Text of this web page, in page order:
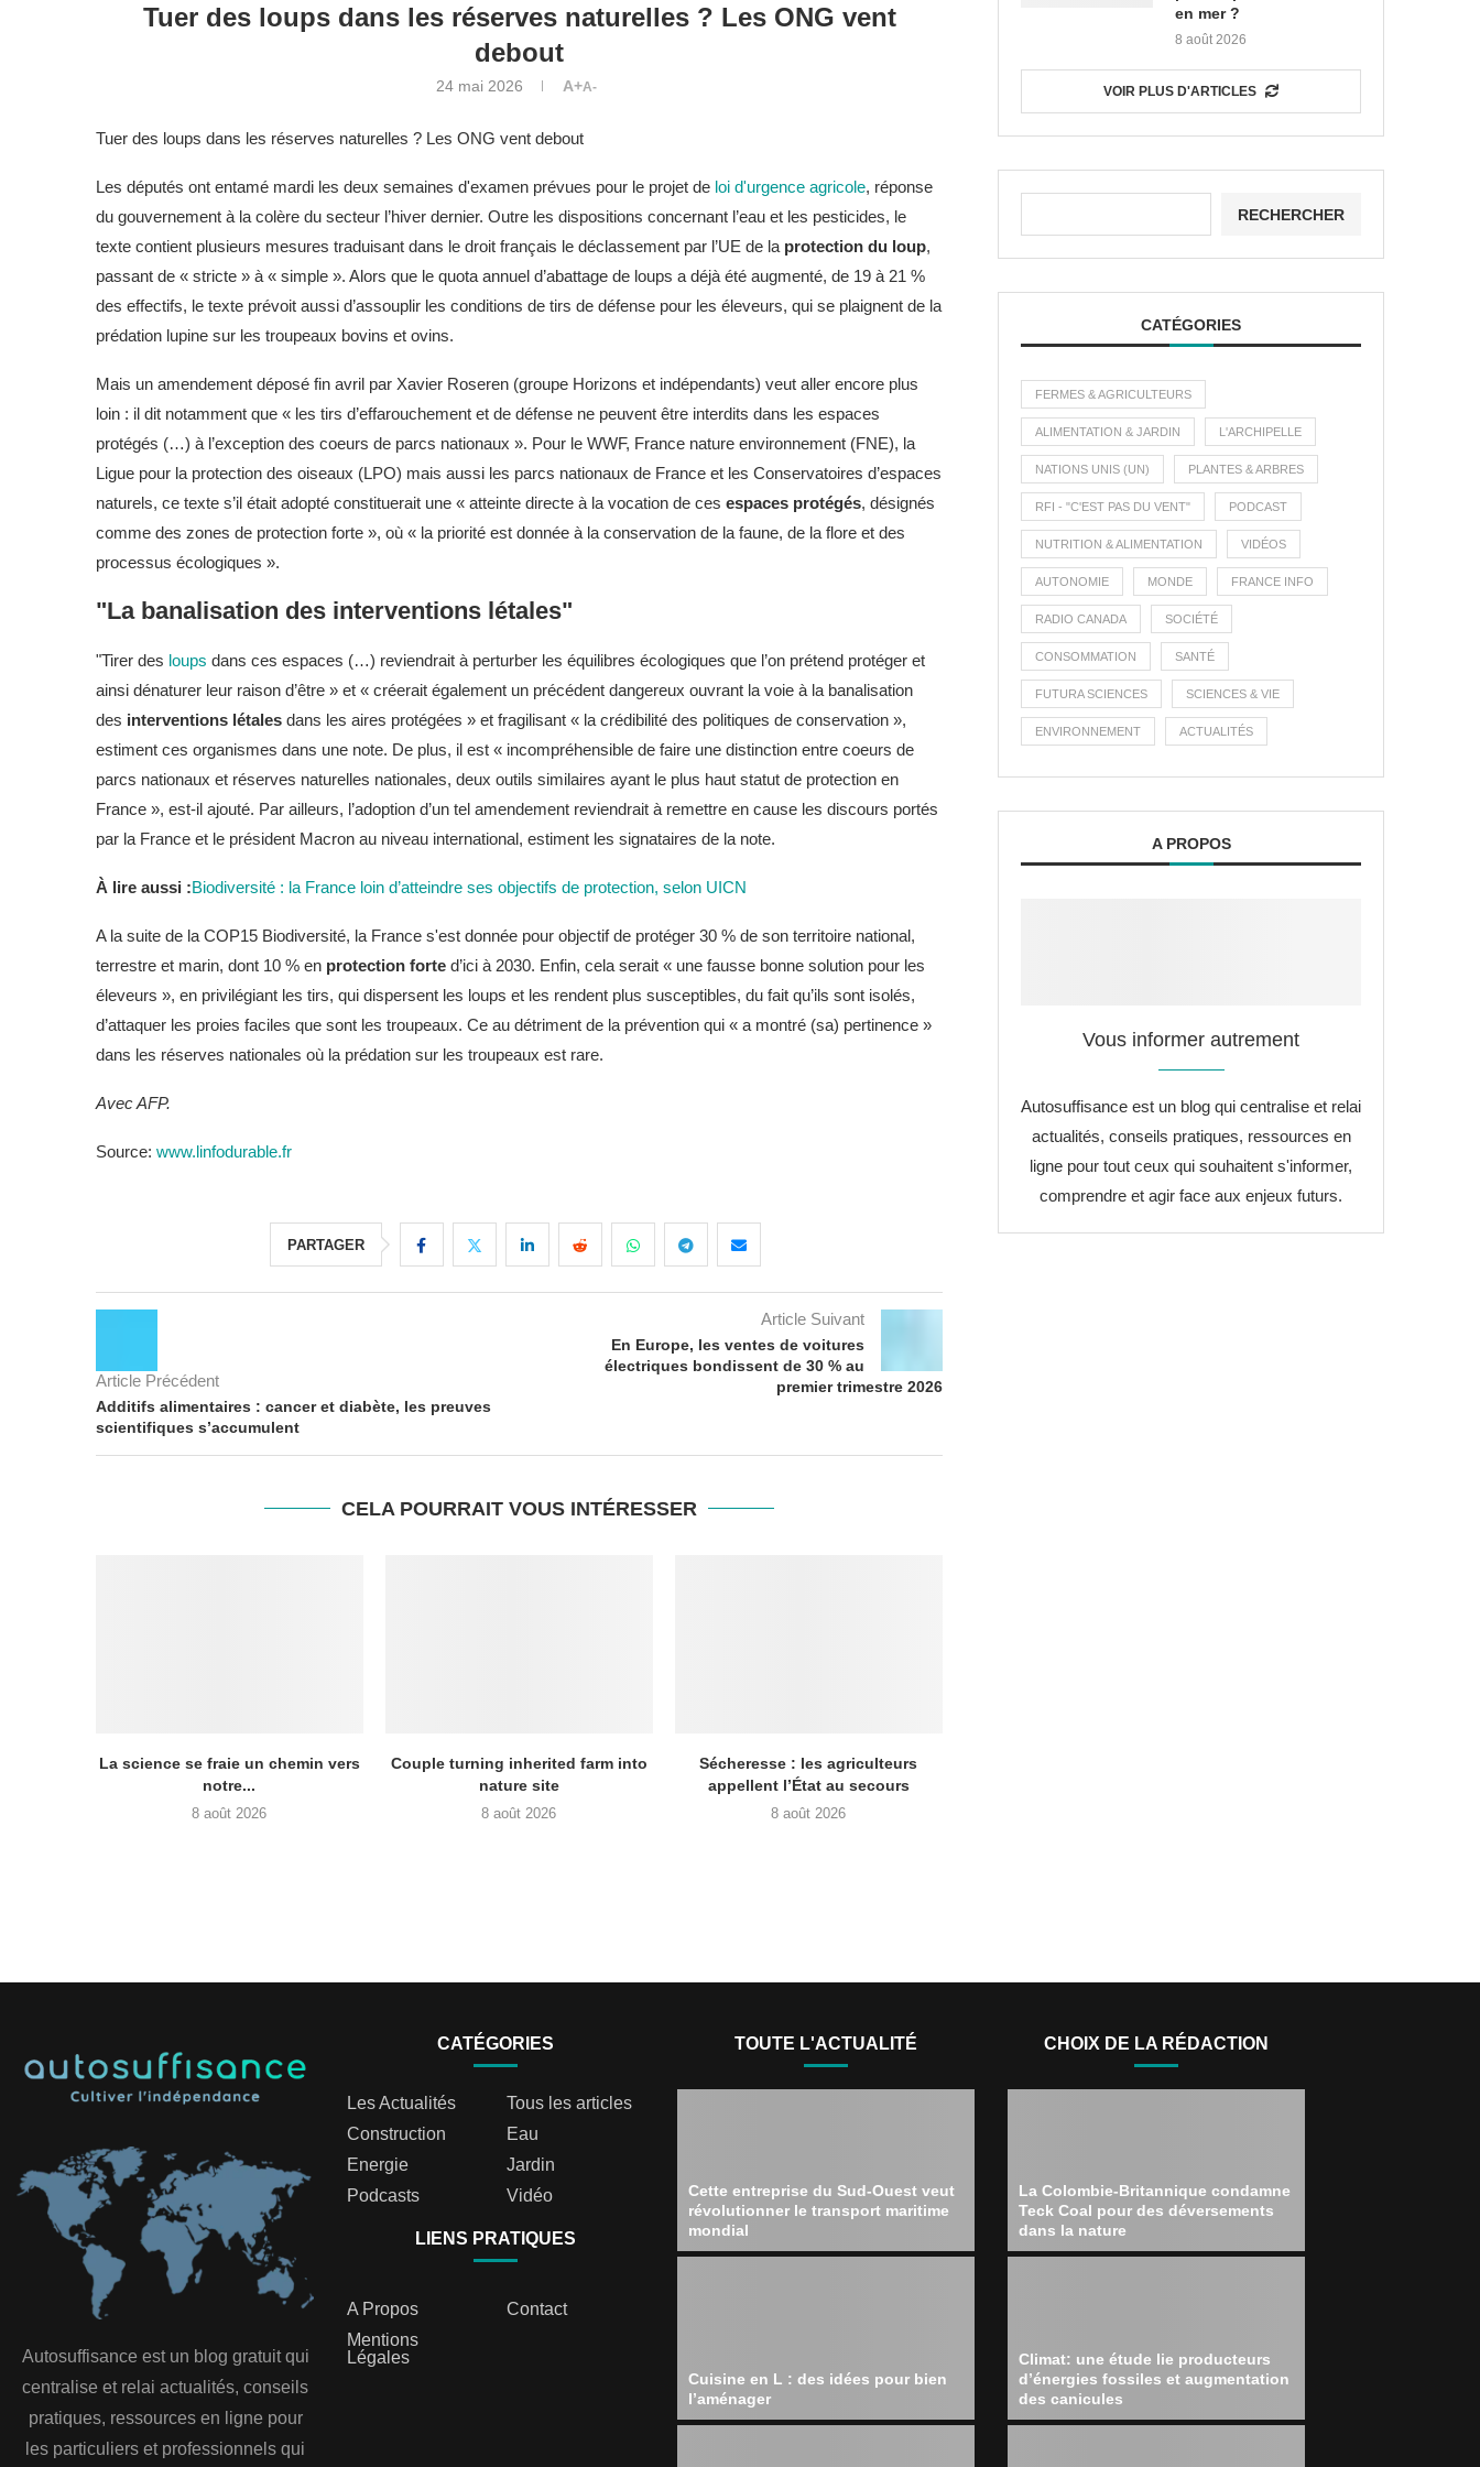
Tuer des loups dans les réserves naturelles ? Les ONG vent
debout
24 mai 2026 A+A-
Tuer des loups dans les réserves naturelles ? Les ONG vent debout
Les députés ont entamé mardi les deux semaines d'examen prévues pour le projet de loi d'urgence agricole, réponse
du gouvernement à la colère du secteur l’hiver dernier. Outre les dispositions concernant l’eau et les pesticides, le
texte contient plusieurs mesures traduisant dans le droit français le déclassement par l’UE de la protection du loup,
passant de « stricte » à « simple ». Alors que le quota annuel d’abattage de loups a déjà été augmenté, de 19 à 21 %
des effectifs, le texte prévoit aussi d’assouplir les conditions de tirs de défense pour les éleveurs, qui se plaignent de la
prédation lupine sur les troupeaux bovins et ovins.
Mais un amendement déposé fin avril par Xavier Roseren (groupe Horizons et indépendants) veut aller encore plus
loin : il dit notamment que « les tirs d’effarouchement et de défense ne peuvent être interdits dans les espaces
protégés (…) à l’exception des coeurs de parcs nationaux ». Pour le WWF, France nature environnement (FNE), la
Ligue pour la protection des oiseaux (LPO) mais aussi les parcs nationaux de France et les Conservatoires d’espaces
naturels, ce texte s’il était adopté constituerait une « atteinte directe à la vocation de ces espaces protégés, désignés
comme des zones de protection forte », où « la priorité est donnée à la conservation de la faune, de la flore et des
processus écologiques ».
"La banalisation des interventions létales"
"Tirer des loups dans ces espaces (…) reviendrait à perturber les équilibres écologiques que l’on prétend protéger et
ainsi dénaturer leur raison d’être » et « créerait également un précédent dangereux ouvrant la voie à la banalisation
des interventions létales dans les aires protégées » et fragilisant « la crédibilité des politiques de conservation »,
estiment ces organismes dans une note. De plus, il est « incompréhensible de faire une distinction entre coeurs de
parcs nationaux et réserves naturelles nationales, deux outils similaires ayant le plus haut statut de protection en
France », est-il ajouté. Par ailleurs, l’adoption d’un tel amendement reviendrait à remettre en cause les discours portés
par la France et le président Macron au niveau international, estiment les signataires de la note.
À lire aussi :Biodiversité : la France loin d’atteindre ses objectifs de protection, selon UICN
A la suite de la COP15 Biodiversité, la France s'est donnée pour objectif de protéger 30 % de son territoire national,
terrestre et marin, dont 10 % en protection forte d’ici à 2030. Enfin, cela serait « une fausse bonne solution pour les
éleveurs », en privilégiant les tirs, qui dispersent les loups et les rendent plus susceptibles, du fait qu’ils sont isolés,
d’attaquer les proies faciles que sont les troupeaux. Ce au détriment de la prévention qui « a montré (sa) pertinence »
dans les réserves nationales où la prédation sur les troupeaux est rare.
Avec AFP.
Source: www.linfodurable.fr
PARTAGER
Article Précédent
Additifs alimentaires : cancer et diabète, les preuves
scientifiques s’accumulent
Article Suivant
En Europe, les ventes de voitures
électriques bondissent de 30 % au
premier trimestre 2026
CELA POURRAIT VOUS INTÉRESSER
La science se fraie un chemin vers
notre...
8 août 2026
Couple turning inherited farm into
nature site
8 août 2026
Sécheresse : les agriculteurs
appellent l’État au secours
8 août 2026
en mer ?
8 août 2026
VOIR PLUS D'ARTICLES
RECHERCHER
CATÉGORIES
FERMES & AGRICULTEURS
ALIMENTATION & JARDIN L'ARCHIPELLE
NATIONS UNIS (UN) PLANTES & ARBRES
RFI - "C'EST PAS DU VENT" PODCAST
NUTRITION & ALIMENTATION VIDÉOS
AUTONOMIE MONDE FRANCE INFO
RADIO CANADA SOCIÉTÉ
CONSOMMATION SANTÉ
FUTURA SCIENCES SCIENCES & VIE
ENVIRONNEMENT ACTUALITÉS
A PROPOS
Vous informer autrement
Autosuffisance est un blog qui centralise et relai
actualités, conseils pratiques, ressources en
ligne pour tout ceux qui souhaitent s'informer,
comprendre et agir face aux enjeux futurs.
Autosuffisance est un blog gratuit qui
centralise et relai actualités, conseils
pratiques, ressources en ligne pour
les particuliers et professionnels qui
CATÉGORIES
Les Actualités
Tous les articles
Construction
Eau
Energie
Jardin
Podcasts
Vidéo
LIENS PRATIQUES
A Propos
Contact
Mentions
Légales
TOUTE L'ACTUALITÉ
Cette entreprise du Sud-Ouest veut
révolutionner le transport maritime
mondial
Cuisine en L : des idées pour bien
l’aménager
CHOIX DE LA RÉDACTION
La Colombie-Britannique condamne
Teck Coal pour des déversements
dans la nature
Climat: une étude lie producteurs
d’énergies fossiles et augmentation
des canicules